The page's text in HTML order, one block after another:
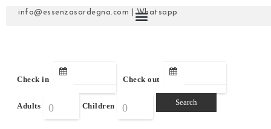
info@essenzasardegna.com |Whatsapp
Check in Check out
Adults Children